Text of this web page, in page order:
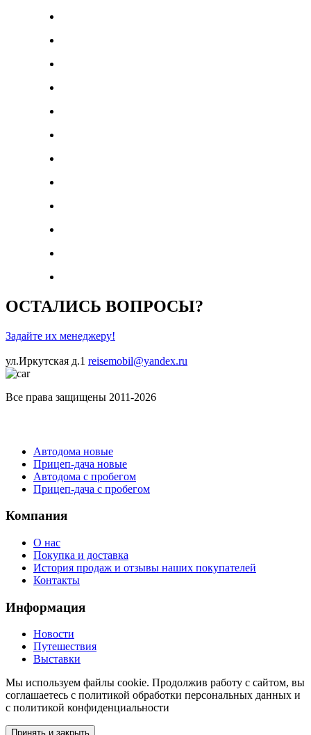
ОСТАЛИСЬ ВОПРОСЫ?
Задайте их менеджеру!
ул.Иркутская д.1 reisemobil@yandex.ru
Все права защищены 2011-2026
Автодома новые
Прицеп-дача новые
Автодома с пробегом
Прицеп-дача с пробегом
Компания
О нас
Покупка и доставка
История продаж и отзывы наших покупателей
Контакты
Информация
Новости
Путешествия
Выставки
Мы используем файлы cookie. Продолжив работу с сайтом, вы
соглашаетесь с политикой обработки персональных данных и
с политикой конфиденциальности
Принять и закрыть